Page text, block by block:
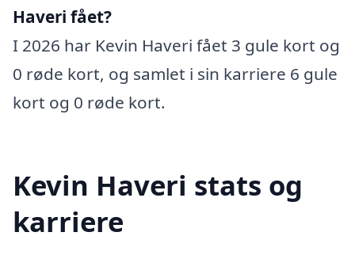
Haveri fået?
I 2026 har Kevin Haveri fået 3 gule kort og
0 røde kort, og samlet i sin karriere 6 gule
kort og 0 røde kort.
Kevin Haveri stats og
karriere